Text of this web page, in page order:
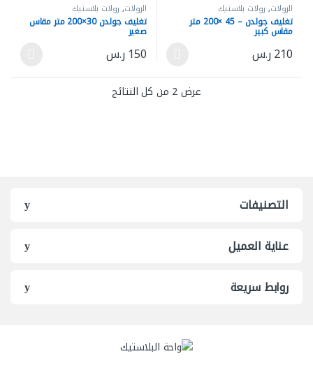
الرولات, رولات بلاستيك
تغليف جولدن – 45 ×200 متر
مقاس كبير
210ر.س
هناك العديد من الأشكال المختلفة لهذا المنتج. يمكن اختيار
الرولات, رولات بلاستيك
تغليف جولدن 30×200 متر مقاس
صغير
150 ر.س
هناك العديد من الأشكال المختلفة
عرض ⁦2⁩ من كل النتائج
التصنيفات
عناية العميل
روابط سريعة